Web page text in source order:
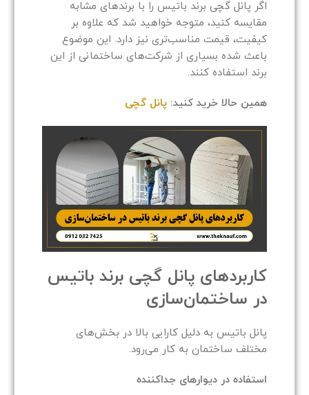
اگر پانل گچی برند باتیس را با برندهای مشابه
مقایسه کنید، متوجه خواهید شد که علاوه بر
کیفیت، قیمت مناسب‌تری نیز دارد. این موضوع
باعث شده بسیاری از شرکت‌های ساختمانی از این
برند استفاده کنند.
همین حالا خرید کنید: پانل گچی
کاربردهای پانل گچی برند باتیس
در ساختمان‌سازی
پانل باتیس به دلیل کارایی بالا در بخش‌های
مختلف ساختمان به کار می‌رود.
استفاده در دیوارهای جداکننده